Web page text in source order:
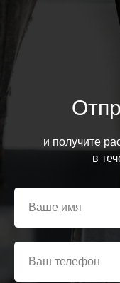
и получите
в